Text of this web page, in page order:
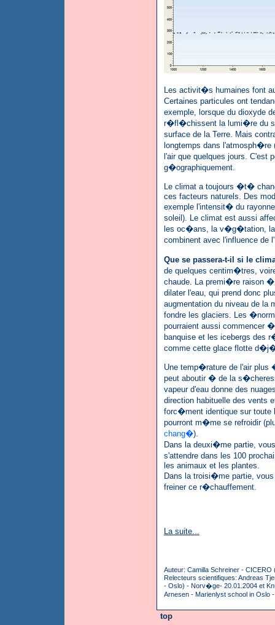
Les activit�s humaines font
Certaines particules ont
exemple, lorsque du dioxyde
r�fl�chissent la lumi�re du
surface de la Terre. Mais
longtemps dans
l'air que quelques jours.
g�ographiquement.
Le climat a toujours �t�
ces facteurs naturels. Des
exemple l'intensit� du
soleil). Le climat est aussi
les oc�ans, la v�g�tation, la
combinent avec l'influence
Que se passera-t-il si le
de quelques centim�tres,
chaude. La premi�re raison
dilater l'eau, qui prend donc
augmentation du niveau de
fondre les glaciers. Les
pourraient aussi commencer
banquise et les icebergs des
comme cette glace flotte
Une temp�rature de l'air plus
peut aboutir � de la
vapeur d'eau donne des
direction habituelle des vents
forc�ment identique sur toute
pourront m�me se refroidir
chang�).
Dans la deuxi�me partie,
s'attendre dans les 100
les animaux et les plantes.
Dans la troisi�me partie,
freiner ce r�chauffement.
La suite...
Auteur: Camilla Schreiner -
Relecteurs scientifiques: Andreas
- Oslo) - Norv�ge- 20.01.2004 et
Arnesen - Marienlyst school in
top